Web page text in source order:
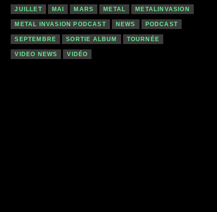
JUILLET MAI MARS METAL METALINVASION
METAL INVASION PODCAST NEWS PODCAST
SEPTEMBRE SORTIE ALBUM TOURNÉE
VIDEO NEWS VIDÉO